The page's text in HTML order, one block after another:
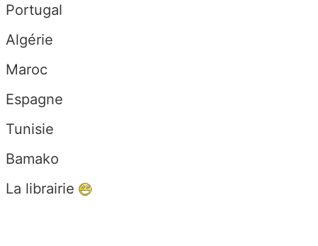
Portugal
Algérie
Maroc
Espagne
Tunisie
Bamako
La librairie